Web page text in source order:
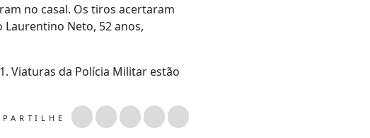
no casal. Os tiros acertaram
Laurentino Neto, 52 anos,
Viaturas da Polícia Militar estão